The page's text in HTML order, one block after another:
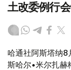
土改委例行
哈通社阿斯塔纳8
斯哈尔•米尔扎赫